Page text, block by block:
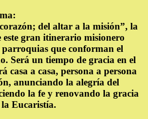
del altar a la misión”, la
este gran itinerario misionero
que conforman el
Será un tiempo de gracia en el
casa a casa, persona a persona
anunciando la alegría del
la fe y renovando la gracia
Eucaristía.